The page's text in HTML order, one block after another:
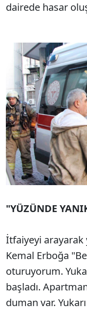
dairede hasar
"YÜZÜNDE
İtfaiyeyi arayarak
Kemal Erboğa
oturuyorum.
başladı.
duman var.